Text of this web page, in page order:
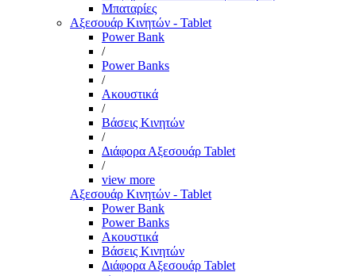
Μπαταρίες
Αξεσουάρ Κινητών - Tablet
Power Bank
/
Power Banks
/
Ακουστικά
/
Βάσεις Κινητών
/
Διάφορα Αξεσουάρ Tablet
/
view more
Αξεσουάρ Κινητών - Tablet
Power Bank
Power Banks
Ακουστικά
Βάσεις Κινητών
Διάφορα Αξεσουάρ Tablet